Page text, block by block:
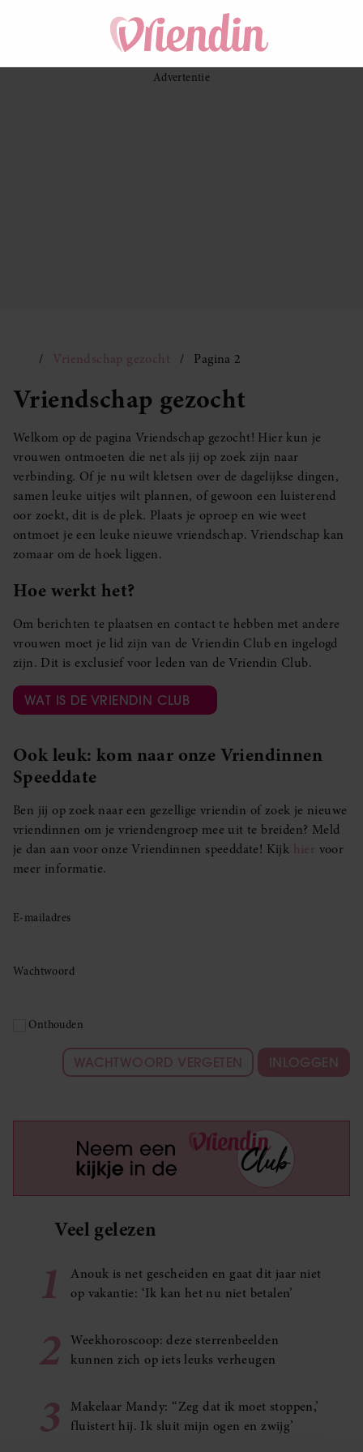
Vriendschap gezocht Pagina 2
Vriendschap gezocht
Welkom op de pagina Vriendschap gezocht! Hier kun je
vrouwen ontmoeten die net als jij op zoek zijn naar
verbinding. Of je nu wilt kletsen over de dagelijkse dingen,
samen leuke uitjes wilt plannen, of gewoon een luisterend
oor zoekt, dit is de plek. Plaats je oproep en wie weet
ontmoet je een leuke nieuwe vriendschap. Vriendschap kan
zomaar om de hoek liggen.
Hoe werkt het?
Om berichten te plaatsen en contact te hebben met andere
vrouwen moet je lid zijn van de Vriendin Club en ingelogd
zijn. Dit is exclusief voor leden van de Vriendin Club.
WAT IS DE VRIENDIN CLUB
Ook leuk: kom naar onze Vriendinnen
Speeddate
Ben jij op zoek naar een gezellige vriendin of zoek je nieuwe
vriendinnen om je vriendengroep mee uit te breiden? Meld
je dan aan voor onze Vriendinnen speeddate! Kijk hier voor
meer informatie.
E-mailadres
Wachtwoord
Onthouden
WACHTWOORD VERGETEN INLOGGEN
Veel gelezen
1
Anouk is net gescheiden en gaat dit jaar niet
op vakantie: ‘Ik kan het nu niet betalen’
2
Weekhoroscoop: deze sterrenbeelden
kunnen zich op iets leuks verheugen
3
Makelaar Mandy: ‘‘Zeg dat ik moet stoppen,’
fluistert hij. Ik sluit mijn ogen en zwijg’